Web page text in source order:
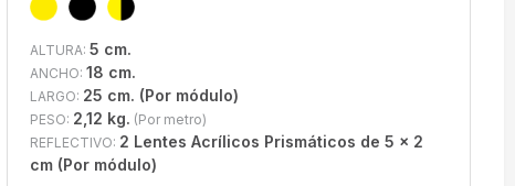
ALTURA: 5 cm.
ANCHO: 18 cm.
LARGO: 25 cm. (Por módulo)
PESO: 2,12 kg. (Por metro)
REFLECTIVO: 2 Lentes Acrílicos Prismáticos de 5 x 2
cm (Por módulo)